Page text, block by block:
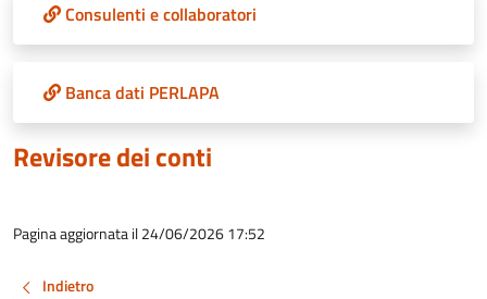
Consulenti e collaboratori
Banca dati PERLAPA
Revisore dei conti
Pagina aggiornata il 24/06/2026 17:52
Indietro